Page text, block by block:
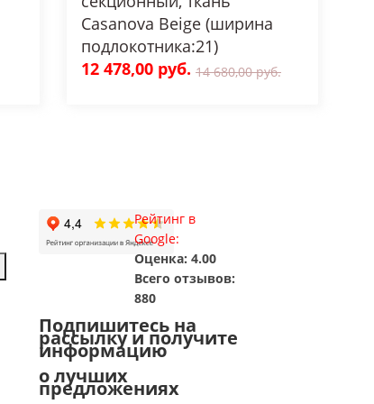
Casanova Beige (ширина
подлокотника:21)
12 478,00 руб. 14 680,00 руб.
Рейтинг в
Google:
Оценка: 4.00
Всего отзывов:
880
Подпишитесь на
рассылку и получите
информацию
о лучших
предложениях